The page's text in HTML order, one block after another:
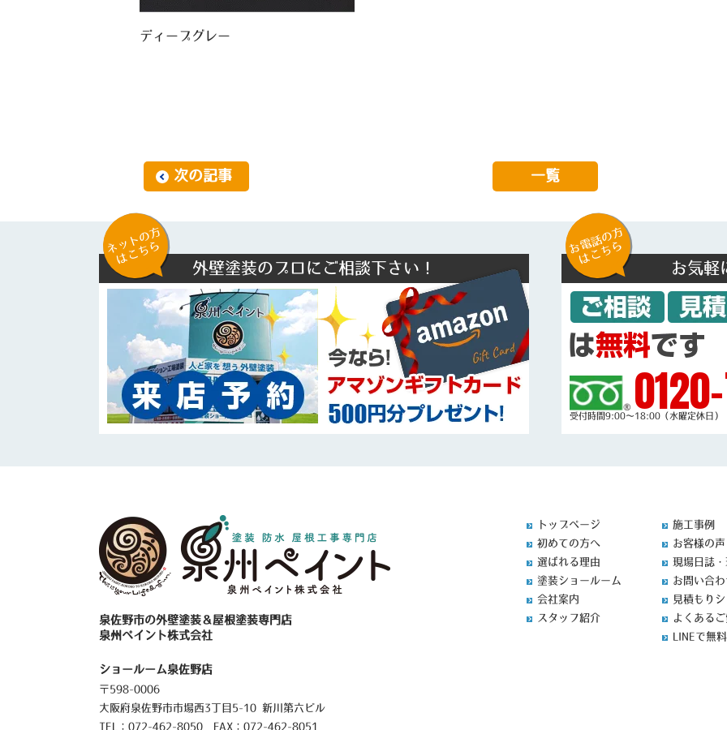
ディープグレー
次の記事 一覧
ネットの方
はこちら
外壁塗装のプロにご相談下さい！
お電話の方
はこちら
お気軽
受付時間9:00～18:00（水曜定休日）
泉佐野市の外壁塗装＆屋根塗装専門店
泉州ペイント株式会社
ショールーム泉佐野店
〒598-0006
大阪府泉佐野市市場西3丁目5-10 新川第六ビル
TEL： 072-462-8050 FAX：072-462-8051
トップページ
初めての方へ
選ばれる理由
塗装ショールーム
会社案内
スタッフ紹介
施工事例
お客様の声
現場日誌
お問い合
見積もり
よくある
LINEで無